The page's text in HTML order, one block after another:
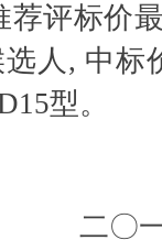
评标价
人, 中标
型。
二〇